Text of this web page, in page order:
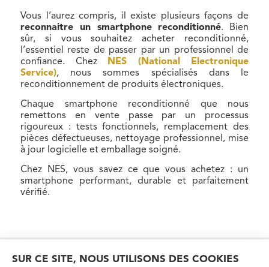
Vous l’aurez compris, il existe plusieurs façons de
reconnaitre un smartphone reconditionné. Bien
sûr, si vous souhaitez acheter reconditionné,
l’essentiel reste de passer par un professionnel de
confiance. Chez
NES (National Electronique
Service), nous sommes spécialisés dans le
reconditionnement de produits électroniques.
Chaque smartphone reconditionné que nous
remettons en vente passe par un processus
rigoureux : tests fonctionnels, remplacement des
pièces défectueuses, nettoyage professionnel, mise
à jour logicielle et emballage soigné.
Chez NES, vous savez ce que vous achetez : un
smartphone performant, durable et parfaitement
vérifié.
© 2024 GROUPE EALIS
SUR CE SITE, NOUS UTILISONS DES COOKIES